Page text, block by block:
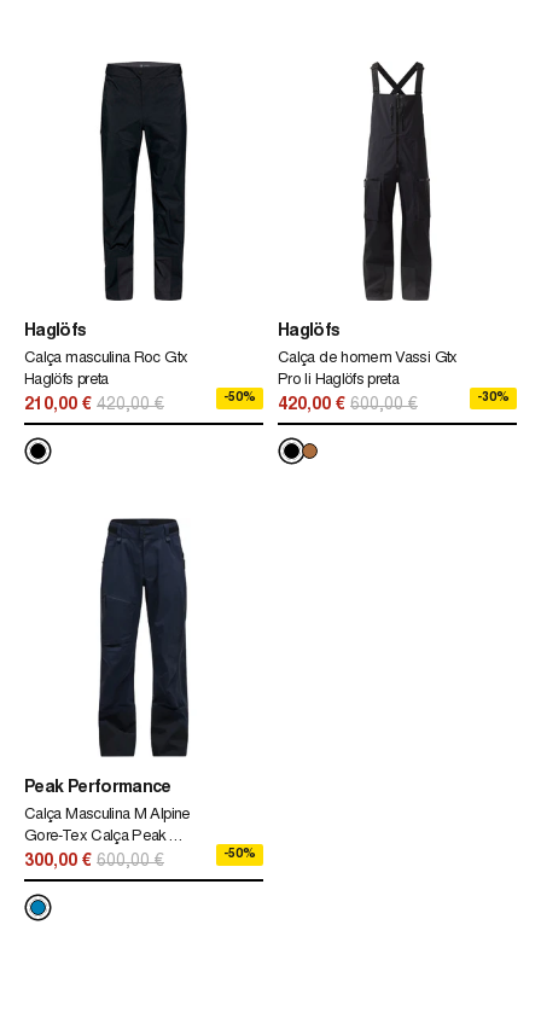
Haglöfs
Calça masculina Roc Gtx
Haglöfs preta
210,00 € 420,00 € -50%
Haglöfs
Calça de homem Vassi Gtx
Pro Ii Haglöfs preta
420,00 € 600,00 € -30%
Peak Performance
Calça Masculina M Alpine
Gore-Tex Calça Peak
Performance Azul
300,00 € 600,00 € -50%